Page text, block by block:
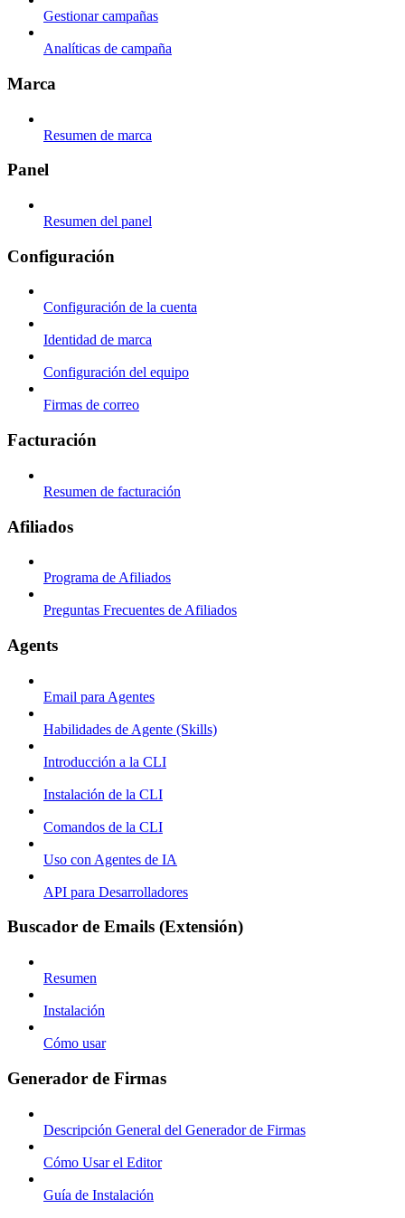
Gestionar campañas
Analíticas de campaña
Marca
Resumen de marca
Panel
Resumen del panel
Configuración
Configuración de la cuenta
Identidad de marca
Configuración del equipo
Firmas de correo
Facturación
Resumen de facturación
Afiliados
Programa de Afiliados
Preguntas Frecuentes de Afiliados
Agents
Email para Agentes
Habilidades de Agente (Skills)
Introducción a la CLI
Instalación de la CLI
Comandos de la CLI
Uso con Agentes de IA
API para Desarrolladores
Buscador de Emails (Extensión)
Resumen
Instalación
Cómo usar
Generador de Firmas
Descripción General del Generador de Firmas
Cómo Usar el Editor
Guía de Instalación